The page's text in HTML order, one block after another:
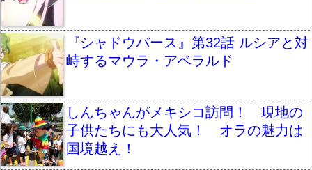
『シャドウバース』第32話 ルシアと対
峙するマウラ・アベラルド
しんちゃんがメキシコ訪問！ 現地の
子供たちにも大人気！ オラの魅力は
国境越え！